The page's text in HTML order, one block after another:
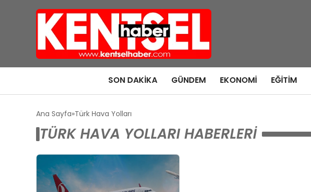
SON DAKIKA GÜNDEM EKONOMI EĞITIM
Ana Sayfa Türk Hava Yolları
TÜRK HAVA YOLLARI HABERLERI